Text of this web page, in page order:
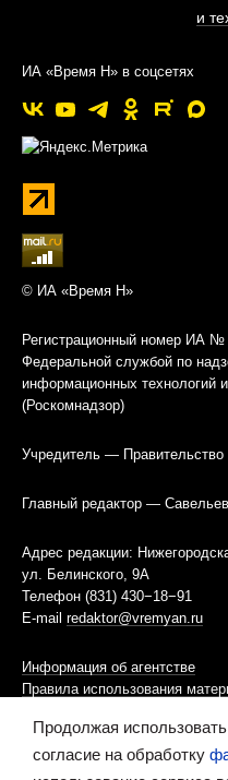
и
ИА «Время Н» в соцсетях
© ИА «Время Н»
Регистрационный номер ИА
Федеральной службой по
информационных технологий
(Роскомнадзор)
Учредитель — Правительство
Главный редактор —
Адрес редакции:
ул. Белинского, 9А
Телефон (831) 430−18−91
E-mail redaktor@vremyan.ru
Информация об агентстве
Правила использования
Информационная политика
Продолжая
согласие на обработку